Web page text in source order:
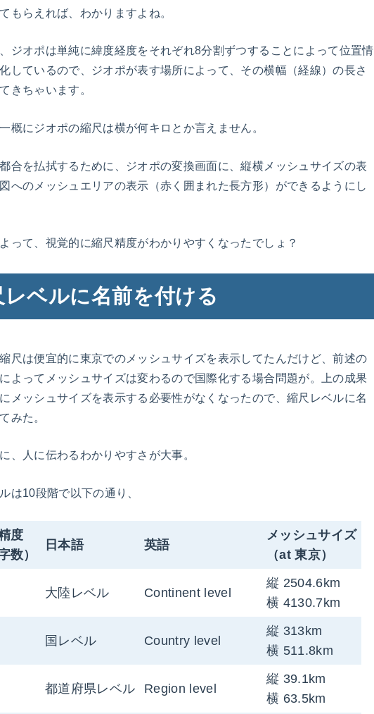
もらえれば、わかりますよね。
ジオポは単純に緯度経度をそれぞれ8分割ずつすることによって位置情
しているので、ジオポが表す場所によって、その横幅（経線）の長さ
きちゃいます。
概にジオポの縮尺は横が何キロとか言えません。
合を払拭するために、ジオポの変換画面に、縦横メッシュサイズの表
へのメッシュエリアの表示（赤く囲まれた長方形）ができるようにし
って、視覚的に縮尺精度がわかりやすくなったでしょ？
レベルに名前を付ける
尺は便宜的に東京でのメッシュサイズを表示してたんだけど、前述の
よってメッシュサイズは変わるので国際化する場合問題が。上の成果
メッシュサイズを表示する必要性がなくなったので、縮尺レベルに名
みた。
、人に伝わるわかりやすさが大事。
は10段階で以下の通り、
度
数）
日本語 英語
メッシュサイズ
（at 東京）
大陸レベル Continent level
縦 2504.6km
横 4130.7km
国レベル Country level
縦 313km
横 511.8km
都道府県レベル Region level
縦 39.1km
横 63.5km